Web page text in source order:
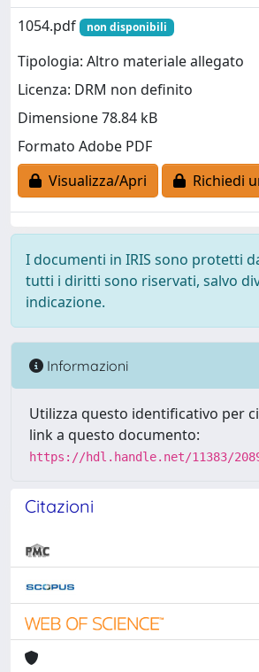
1054.pdf
non disponibili
Tipologia: Altro materiale allegato
Licenza: DRM non definito
Dimensione 78.84 kB
Formato Adobe PDF
Visualizza/Apri
Richiedi
I documenti in IRIS sono protetti
tutti i diritti sono riservati, salvo
indicazione.
Informazioni
Utilizza questo identificativo per
link a questo documento:
https://hdl.handle.net/11383/
Citazioni